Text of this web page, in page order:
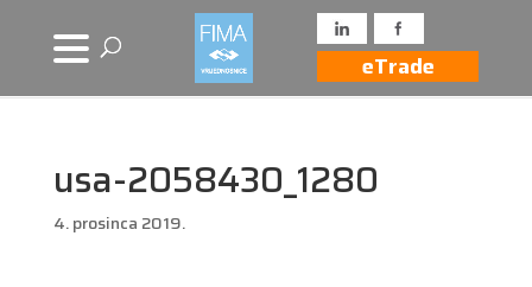
eTrade
usa-2058430_1280
4. prosinca 2019.